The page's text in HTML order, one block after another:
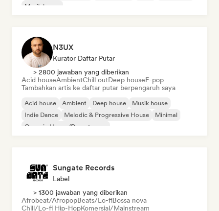
Musik house
N3UX
Kurator Daftar Putar
> 2800 jawaban yang diberikan
Acid houseAmbientChill outDeep houseE-pop
Tambahkan artis ke daftar putar berpengaruh saya
Acid house Ambient Deep house
Musik house
Indie Dance
Melodic & Progressive House
Minimal
Organic House/Downtempo
Sungate Records
Label
> 1300 jawaban yang diberikan
Afrobeat/AfropopBeats/Lo-fiBossa nova
Chill/Lo-fi Hip-HopKomersial/Mainstream